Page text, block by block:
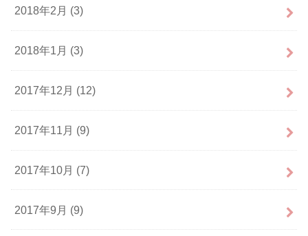
2018年2月 (3)
2018年1月 (3)
2017年12月 (12)
2017年11月 (9)
2017年10月 (7)
2017年9月 (9)